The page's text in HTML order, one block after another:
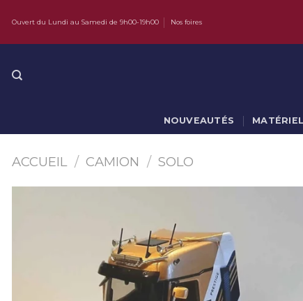
content
Ouvert du Lundi au Samedi de 9h00-19h00 Nos foires
NOUVEAUTÉS
ACCUEIL / CAMION / SOLO